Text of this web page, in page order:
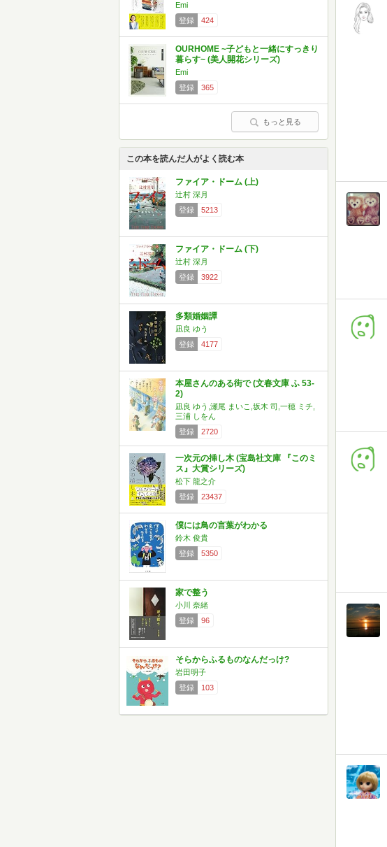
Emi
登録
424
OURHOME ~子どもと一緒にすっきり
暮らす~ (美人開花シリーズ)
Emi
登録
365
もっと見る
この本を読んだ人がよく読む本
ファイア・ドーム (上)
辻村 深月
登録
5213
ファイア・ドーム (下)
辻村 深月
登録
3922
多類婚姻譚
凪良 ゆう
登録
4177
本屋さんのある街で (文春文庫 ふ 53-
2)
凪良 ゆう,瀬尾 まいこ,坂木 司,一穂 ミチ,
三浦 しをん
登録
2720
一次元の挿し木 (宝島社文庫 『このミ
ス』大賞シリーズ)
松下 龍之介
登録
23437
僕には鳥の言葉がわかる
鈴木 俊貴
登録
5350
家で整う
小川 奈緒
登録
96
そらからふるものなんだっけ?
岩田明子
登録
103